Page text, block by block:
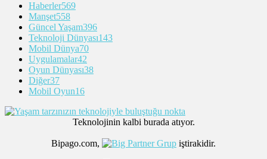
Haberler569
Manşet558
Güncel Yaşam396
Teknoloji Dünyası143
Mobil Dünya70
Uygulamalar42
Oyun Dünyası38
Diğer37
Mobil Oyun16
Teknolojinin kalbi burada atıyor.
Bipago.com, iştirakidir.